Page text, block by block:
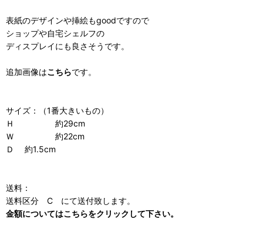
表紙のデザインや挿絵もgoodですので
ショップや自宅シェルフの
ディスプレイにも良さそうです。
追加画像はこちらです。
サイズ：（1番大きいもの）
Ｈ 約29cm
Ｗ 約22cm
Ｄ 約1.5cm
送料：
送料区分 C にて送付致します。
金額についてはこちらをクリックして下さい。